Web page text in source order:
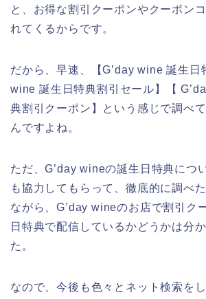
と、お得な割引クーポンやクーポン
れてくるからです。
だから、早速、【G’day wine 誕生日
wine 誕生日特典割引セール】【
典割引クーポン】という感じで調べ
んですよね。
ただ、G’day wineの誕生日特典につ
も協力してもらって、徹底的に調べ
ながら、G’day wineのお店で割引ク
日特典で配信しているかどうかは分
た。
なので、今後も色々とネット検索を